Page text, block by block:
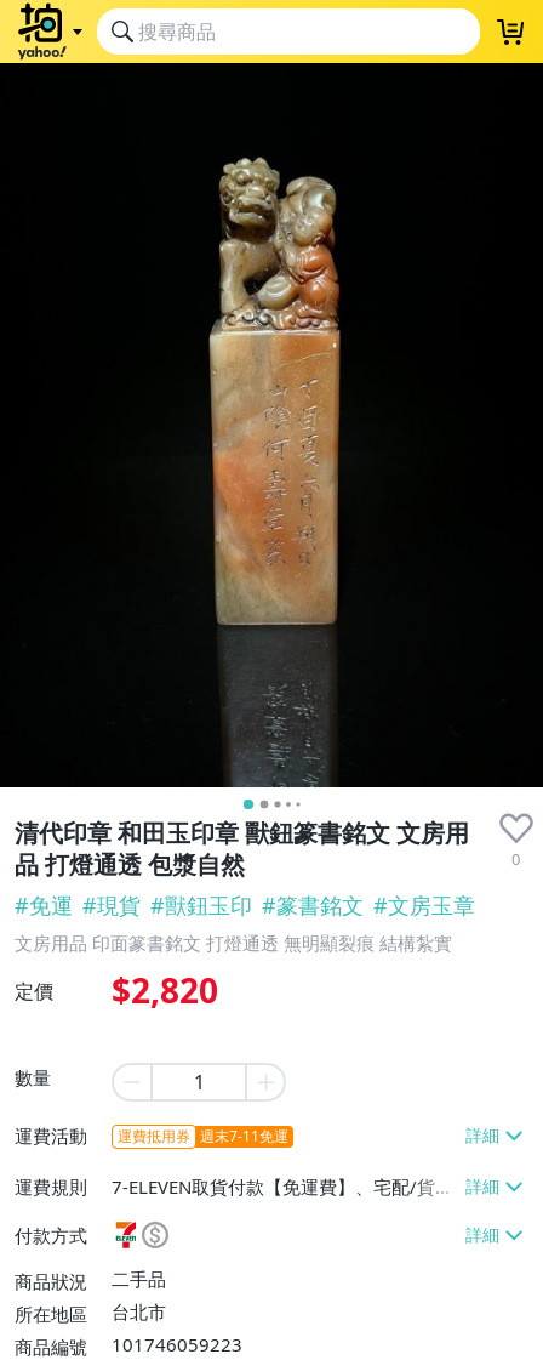
清代印章 和田玉印章 獸鈕篆書銘文 文房用
品 打燈通透 包漿自然
0
#免運 #現貨 #獸鈕玉印 #篆書銘文 #文房玉章
文房用品 印面篆書銘文 打燈通透 無明顯裂痕 結構紮實
定價 $2,820
數量
運費活動 運費抵用券 週末7-11免運
運費規則
7-ELEVEN取貨付款【免運費】、宅配/貨運
付款方式
商品狀況
二手品
所在地區
台北市
商品編號
101746059223